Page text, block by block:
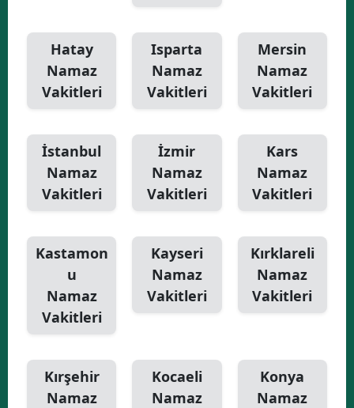
Hatay
Namaz
Vakitleri
Isparta
Namaz
Vakitleri
Mersin
Namaz
Vakitleri
İstanbul
Namaz
Vakitleri
İzmir
Namaz
Vakitleri
Kars
Namaz
Vakitleri
Kastamon
u
Namaz
Vakitleri
Kayseri
Namaz
Vakitleri
Kırklareli
Namaz
Vakitleri
Kırşehir
Namaz
Kocaeli
Namaz
Konya
Namaz